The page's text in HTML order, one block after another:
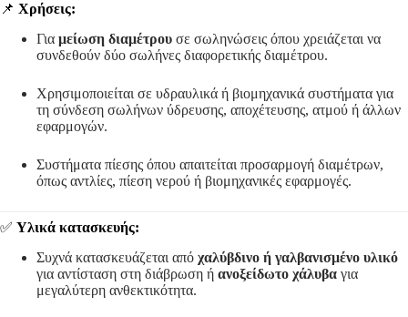
📌 Χρήσεις:
Για μείωση διαμέτρου σε σωληνώσεις όπου χρειάζεται να
συνδεθούν δύο σωλήνες διαφορετικής διαμέτρου.
Χρησιμοποιείται σε υδραυλικά ή βιομηχανικά συστήματα για
τη σύνδεση σωλήνων ύδρευσης, αποχέτευσης, ατμού ή άλλων
εφαρμογών.
Συστήματα πίεσης όπου απαιτείται προσαρμογή διαμέτρων,
όπως αντλίες, πίεση νερού ή βιομηχανικές εφαρμογές.
✅ Υλικά κατασκευής:
Συχνά κατασκευάζεται από χαλύβδινο ή γαλβανισμένο υλικό
για αντίσταση στη διάβρωση ή ανοξείδωτο χάλυβα για
μεγαλύτερη ανθεκτικότητα.